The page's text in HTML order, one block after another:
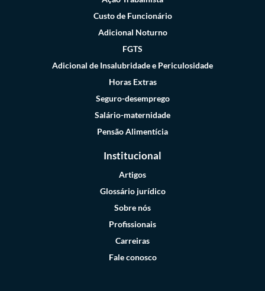
Custo de Funcionário
Adicional Noturno
FGTS
Adicional de Insalubridade e Periculosidade
Horas Extras
Seguro-desemprego
Salário-maternidade
Pensão Alimentícia
Institucional
Artigos
Glossário jurídico
Sobre nós
Profissionais
Carreiras
Fale conosco